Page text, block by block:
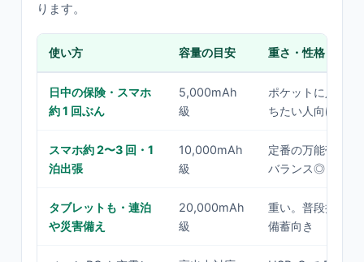
ります。
使い方 容量の目安 重さ・性格
日中の保険・スマホ
約 1 回ぶん
5,000mAh
級
ポケットに入る軽
ちたい人向け
スマホ約 2〜3 回・1
泊出張
10,000mAh
級
定番の万能帯。容
バランス◎
タブレットも・連泊
や災害備え
20,000mAh
級
重い。普段持ちよ
備蓄向き